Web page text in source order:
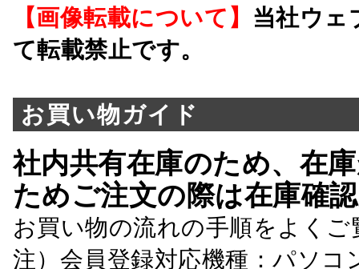
【画像転載について】 当社ウェ
て転載禁止です。
お買い物ガイド
社内共有在庫のため、在
ためご注文の際は在庫確
お買い物の流れの手順をよくご
注）会員登録対応機種：パソ